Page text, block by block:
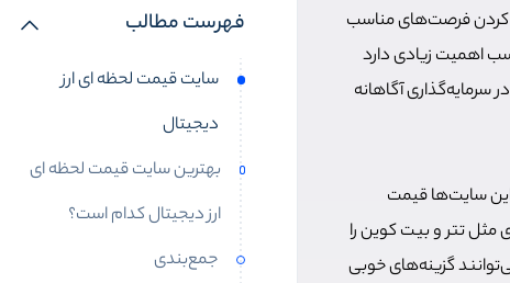
فهرست مطالب
سایت قیمت لحظه ای ارز
دیجیتال
بهترین سایت قیمت لحظه ای
ارز دیجیتال کدام است؟
جمع‌بندی
کردن فرصت‌های مناسب
اهمیت زیادی دارد
سرمایه‌گذاری آگاهانه
این سایت‌ها قیمت
مثل تتر و بیت کوین را
گزینه‌های خوبی